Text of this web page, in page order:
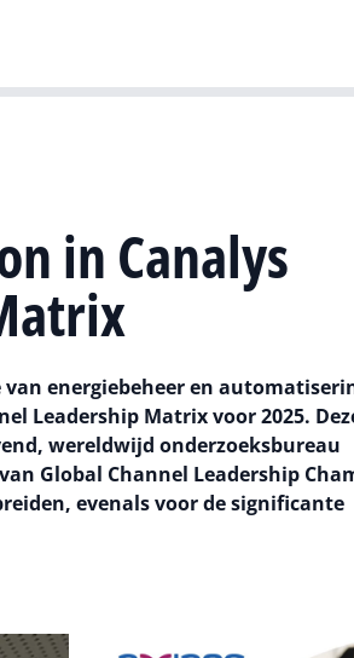
in Canalys
energiebeheer en
Leadership Matrix voor 2025.
wereldwijd onderzoeksbureau
Global Channel Leadership
evenals voor de significante